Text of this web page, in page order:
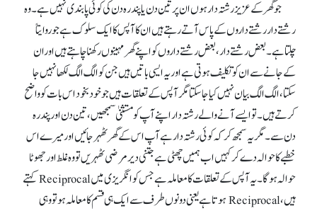
جو گھر کے عزیز رشتہ دار ہوں ان پر تین دن یا پندرہ دن کی کوئی پابندی نہیں ہے ۔ وہ
رشتے دار رشتے داروں کے پاس آتے رہتے ہیں ان کاآپس کاایک سلوک ہے جوروایتاً
چلتاہے ۔ بعض رشتے دار، بعض رشتے داروں کو اپنے گھر مہینوں رکھنا چاہتے ہیں او ران
کے جانے سے ان کو تکلیف ہوتی ہے اور یہ ایسی باتیں ہیں جن کو الگ الگ لکھا نہیں جا
سکتا، الگ الگ بیان نہیں کیا جا سکتا مگر آپس کے تعلقات ہیں جو خود بخود اس بات کو واضح
کرتے ہیں۔ تو ایسے آنے والے رشتہ دار اپنے آپ کو مستثنیٰ سمجھیں ، تین دن اور پندرہ
دن سے۔ مگر یہ سمجھ کر کہ کوئی رشتہ دار ہے آپ اس کے گھر ٹھہر جائیں اور میرے اس
خطبے کا حوالہ دے کر کہیں اب ہمیں چھٹی ہے جتنی دیر مرضی ٹھہریں تو وہ غلط اور جھوٹا
حوالہ ہوگا۔ یہ آپس کے تعلقات کا معاملہ ہے جس کو انگریزی میں Reciprocal کہتے
ہیں، Reciprocal ہوتا ہے یعنی دونوں طرف سے ایک ہی قسم کا معاملہ ہو تو وہی